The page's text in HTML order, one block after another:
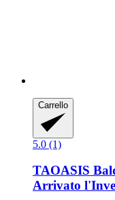
Carrello
5.0 (1)
TAOASIS
Arrivato